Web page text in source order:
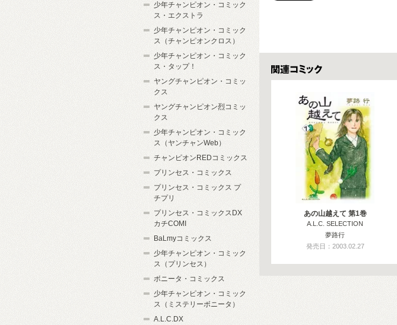
関連コミックス
あの山越えて 第1巻
A.L.C. SELECTION
夢路行
発売日：2003.02.27
少年チャンピオン・コミック
ス・エクストラ
少年チャンピオン・コミック
ス（チャンピオンクロス）
少年チャンピオン・コミック
ス・タップ！
ヤングチャンピオン・コミッ
クス
ヤングチャンピオン烈コミッ
クス
少年チャンピオン・コミック
ス（ヤンチャンWeb）
チャンピオンREDコミックス
プリンセス・コミックス
プリンセス・コミックス プ
チプリ
プリンセス・コミックスDX
カチCOMI
BaLmyコミックス
少年チャンピオン・コミック
ス（プリンセス）
ボニータ・コミックス
少年チャンピオン・コミック
ス（ミステリーボニータ）
A.L.C.DX